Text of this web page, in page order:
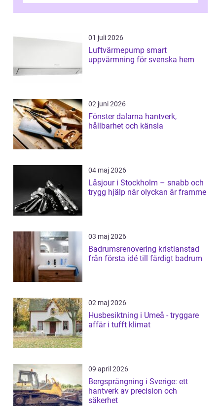
01 juli 2026
Luftvärmepump smart
uppvärmning för svenska hem
02 juni 2026
Fönster dalarna hantverk,
hållbarhet och känsla
04 maj 2026
Låsjour i Stockholm – snabb och
trygg hjälp när olyckan är framme
03 maj 2026
Badrumsrenovering kristianstad
från första idé till färdigt badrum
02 maj 2026
Husbesiktning i Umeå - tryggare
affär i tufft klimat
09 april 2026
Bergsprängning i Sverige: ett
hantverk av precision och
säkerhet